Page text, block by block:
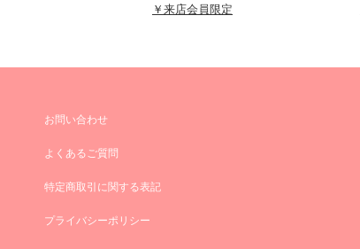
￥来店会員限定
お問い合わせ
よくあるご質問
特定商取引に関する表記
プライバシーポリシー